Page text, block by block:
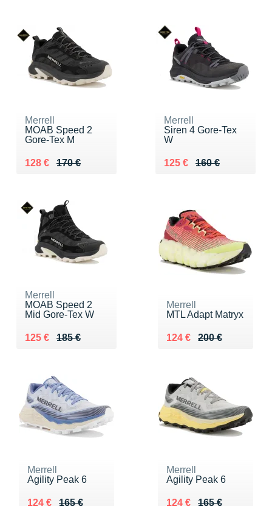
Merrell
MOAB Speed 2
Gore-Tex M
170 €
Au lieu de 170 €
128 €
Vendu 128 €
Merrell
Siren 4 Gore-Tex
W
160 €
Au lieu de 160 €
125 €
Vendu 125 €
Merrell
MOAB Speed 2
Mid Gore-Tex W
185 €
Au lieu de 185 €
125 €
Vendu 125 €
Merrell
MTL Adapt Matryx
200 €
Au lieu de 200 €
124 €
Vendu 124 €
Merrell
Agility Peak 6
165 €
Au lieu de 165 €
124 €
Vendu 124 €
Merrell
Agility Peak 6
165 €
Au lieu de 165 €
124 €
Vendu 124 €